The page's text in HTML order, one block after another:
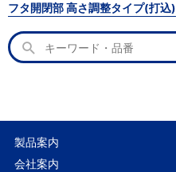
フタ開閉部 高さ調整タイプ(打込)
製品案内
会社案内